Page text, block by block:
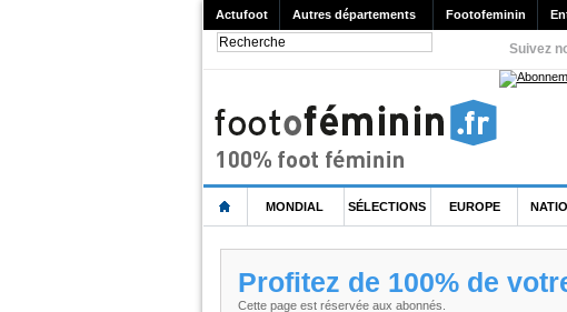
Actufoot Autres départements Footofeminin
Suivez
MONDIAL SÉLECTIONS EUROPE
Profitez de 100% de
Cette page est réservée aux abonnés.